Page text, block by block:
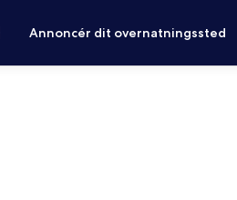
Annoncér dit overnatningssted